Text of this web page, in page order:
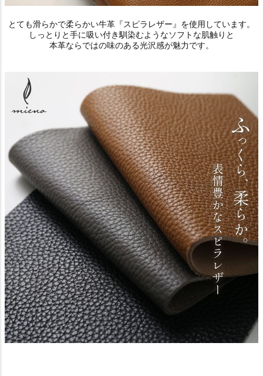
とても滑らかで柔らかい牛革『スピラレザー』を使用しています。
しっとりと手に吸い付き馴染むようなソフトな肌触りと
本革ならではの味のある光沢感が魅力です。